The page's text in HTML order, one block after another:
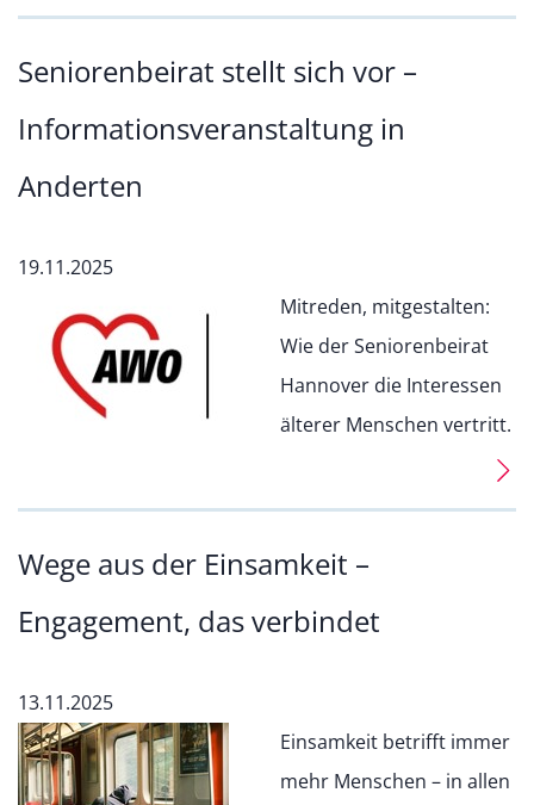
Seniorenbeirat stellt sich vor –
Informationsveranstaltung in
Anderten
19.11.2025
Mitreden, mitgestalten:
Wie der Seniorenbeirat
Hannover die Interessen
älterer Menschen vertritt.
Wege aus der Einsamkeit –
Engagement, das verbindet
13.11.2025
Einsamkeit betrifft immer
mehr Menschen – in allen